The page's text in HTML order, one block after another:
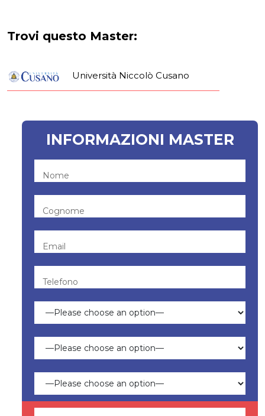
Trovi questo Master:
Università Niccolò Cusano
INFORMAZIONI MASTER
Nome
Cognome
Email
Telefono